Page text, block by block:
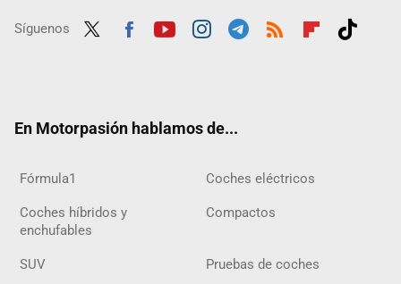
Síguenos
En Motorpasión hablamos de...
Fórmula1 Coches eléctricos
Coches híbridos y
enchufables
Compactos
SUV Pruebas de coches